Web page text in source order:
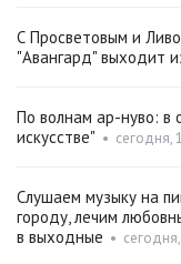
С Просветовым и
"Авангард" выходит
По волнам ар-нуво: в
искусстве" • сегодня,
Слушаем музыку на
городу, лечим
в выходные •